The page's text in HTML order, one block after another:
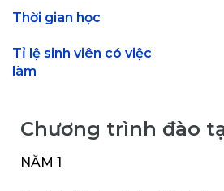
Thời gian học
Tỉ lệ sinh viên có việc
làm
Chương trình đào
NĂM 1